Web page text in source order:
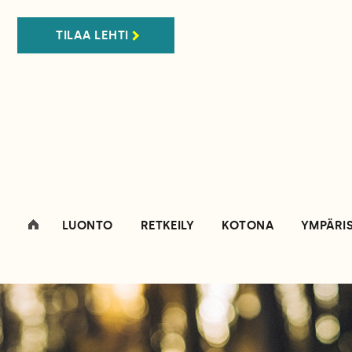
TILAA LEHTI
LUONTO RETKEILY KOTONA